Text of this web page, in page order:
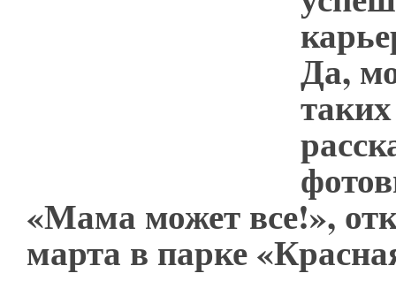
Да,
«Мама может все!»,
марта в парке